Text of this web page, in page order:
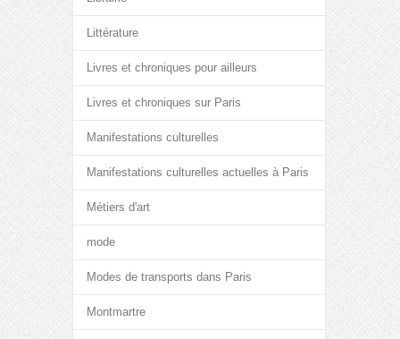
Littérature
Livres et chroniques pour ailleurs
Livres et chroniques sur Paris
Manifestations culturelles
Manifestations culturelles actuelles à Paris
Métiers d'art
mode
Modes de transports dans Paris
Montmartre